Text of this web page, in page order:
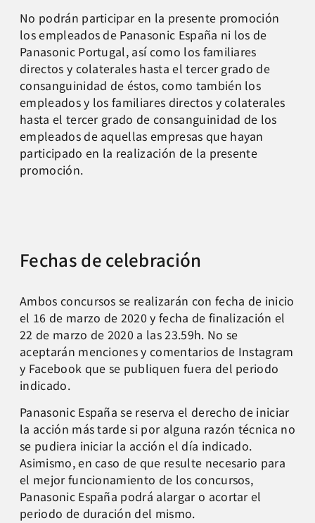
No podrán participar en la presente promoción
los empleados de Panasonic España ni los de
Panasonic Portugal, así como los familiares
directos y colaterales hasta el tercer grado de
consanguinidad de éstos, como también los
empleados y los familiares directos y colaterales
hasta el tercer grado de consanguinidad de los
empleados de aquellas empresas que hayan
participado en la realización de la presente
promoción.
Fechas de celebración
Ambos concursos se realizarán con fecha de inicio
el 16 de marzo de 2020 y fecha de finalización el
22 de marzo de 2020 a las 23.59h. No se
aceptarán menciones y comentarios de Instagram
y Facebook que se publiquen fuera del periodo
indicado.
Panasonic España se reserva el derecho de iniciar
la acción más tarde si por alguna razón técnica no
se pudiera iniciar la acción el día indicado.
Asimismo, en caso de que resulte necesario para
el mejor funcionamiento de los concursos,
Panasonic España podrá alargar o acortar el
periodo de duración del mismo.